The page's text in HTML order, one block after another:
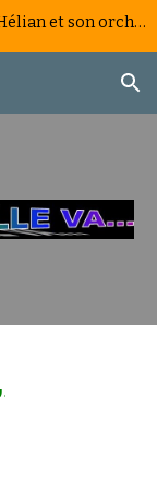
Grands orchestres de music-hall: Jacques Hélian et son orchestre, la saga d'un big band à la française